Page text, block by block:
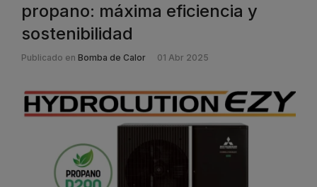
propano: máxima eficiencia y
sostenibilidad
Publicado en Bomba de Calor 01 Abr 2025